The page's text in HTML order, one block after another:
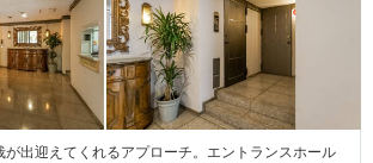
が出迎えてくれるアプローチ。エントランスホール